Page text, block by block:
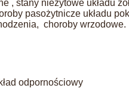
, stany nieżytowe układu
pasożytnicze układu
choroby wrzodowe.
odpornościowy